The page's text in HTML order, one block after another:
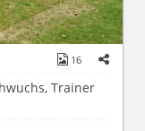
16
Trainer